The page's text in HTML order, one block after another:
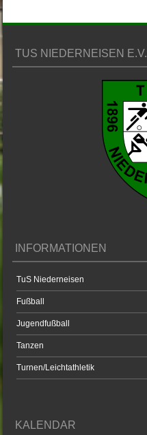
TUS NIEDERNEISEN E.V.
INFORMATIONEN
TuS Niederneisen
Fußball
Jugendfußball
Tanzen
Turnen/Leichtathletik
KALENDAR